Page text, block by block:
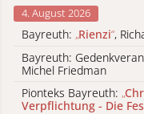
4. August 2026
Bayreuth: „Rienzi“,
Bayreuth:
Michel Friedman
Pionteks Bayreuth: „
Verpflichtung - Die